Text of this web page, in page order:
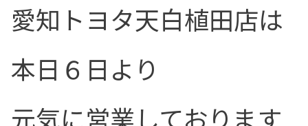
愛知トヨタ天白植田店は
本日６日より
元気に営業しております